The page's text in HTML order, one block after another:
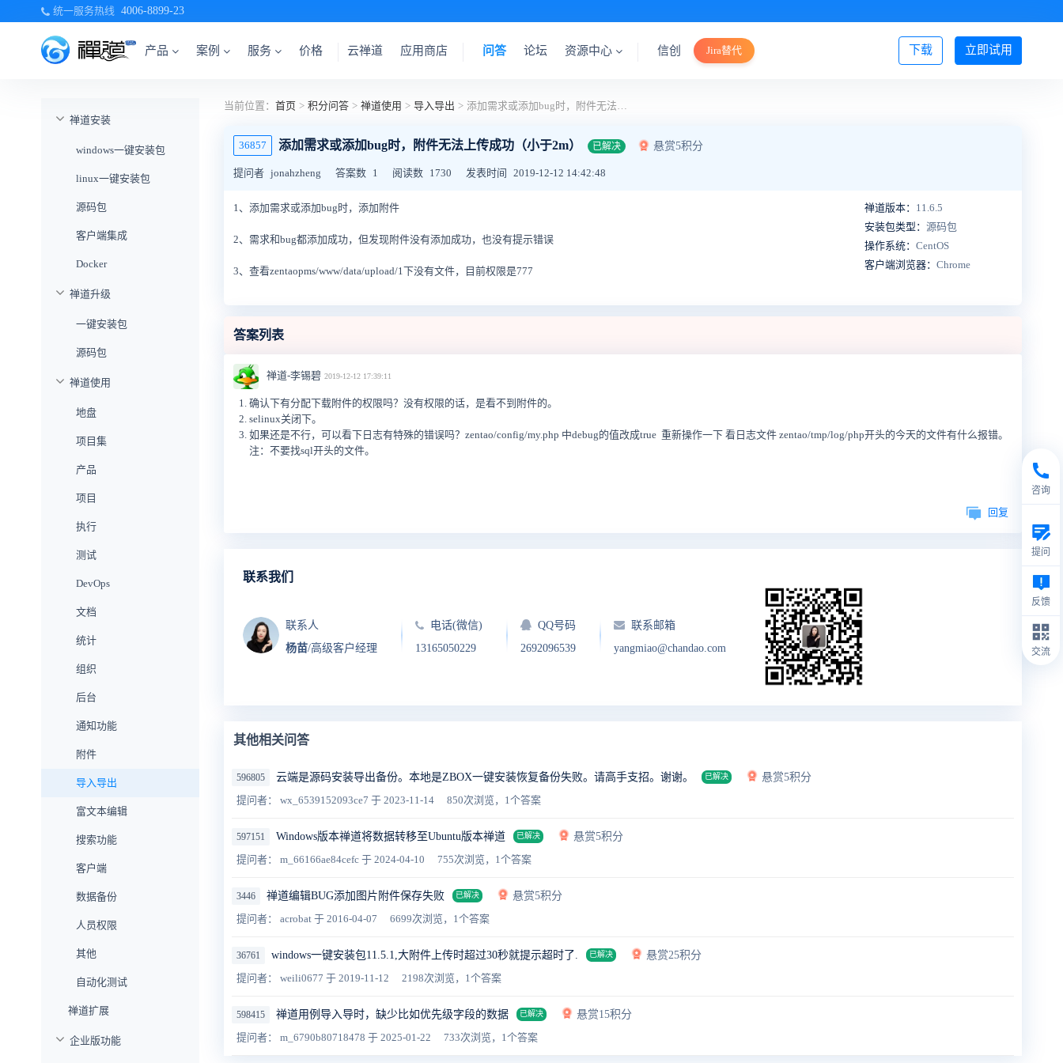
统一服务热线 4006-8899-23
产品 案例 服务 价格 立即试用
下载
云禅道 应用商店 问答 论坛 资源中心 信创 Jira替代 登录/注册
禅道安装
windows一键安装包
linux一键安装包
源码包
客户端集成
Docker
禅道升级
一键安装包
源码包
禅道使用
地盘
项目集
产品
项目
执行
测试
DevOps
文档
统计
组织
后台
通知功能
附件
导入导出
富文本编辑
搜索功能
客户端
数据备份
人员权限
其他
自动化测试
禅道扩展
企业版功能
当前位置： 首页 > 积分问答 > 禅道使用 > 导入导出 > 添加需求或添加bug时，附件无法上传成功（小于2m）
36857 添加需求或添加bug时，附件无法上传成功（小于2m） 已解决 悬赏5积分
提问者 jonahzheng 答案数 1 阅读数 1730 发表时间 2019-12-12 14:42:48
1、添加需求或添加bug时，添加附件
2、需求和bug都添加成功，但发现附件没有添加成功，也没有提示错误
3、查看zentaopms/www/data/upload/1下没有文件，目前权限是777
禅道版本： 11.6.5
安装包类型： 源码包
操作系统： CentOS
客户端浏览器： Chrome
答案列表
禅道-李锡碧 2019-12-12 17:39:11
确认下有分配下载附件的权限吗？没有权限的话，是看不到附件的。
selinux关闭下。
如果还是不行，可以看下日志有特殊的错误吗？zentao/config/my.php 中debug的值改成true 重新操作一下 看日志文件 zentao/tmp/log/php开头的今天的文件有什么报错。
注：不要找sql开头的文件。
回复
联系我们
联系人
杨苗/高级客户经理
电话(微信)
13165050229
QQ号码
2692096539
联系邮箱
yangmiao@chandao.com
其他相关问答
596805 云端是源码安装导出备份。本地是ZBOX一键安装恢复备份失败。请高手支招。谢谢。 已解决
悬赏5积分
提问者： wx_6539152093ce7 于 2023-11-14 850次浏览，1个答案
597151 Windows版本禅道将数据转移至Ubuntu版本禅道 已解决
悬赏5积分
提问者： m_66166ae84cefc 于 2024-04-10 755次浏览，1个答案
3446 禅道编辑BUG添加图片附件保存失败 已解决
悬赏5积分
提问者： acrobat 于 2016-04-07 6699次浏览，1个答案
36761 windows一键安装包11.5.1,大附件上传时超过30秒就提示超时了. 已解决
悬赏25积分
提问者： weili0677 于 2019-11-12 2198次浏览，1个答案
598415 禅道用例导入导时，缺少比如优先级字段的数据 已解决
悬赏15积分
提问者： m_6790b80718478 于 2025-01-22 733次浏览，1个答案
咨询
提问
反馈
交流